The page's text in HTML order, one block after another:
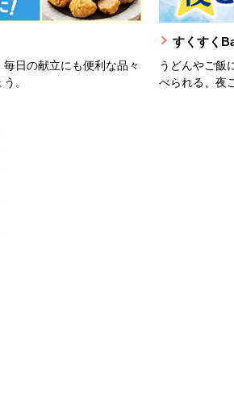
日の献立にも便利な品々
。
すくすく
うどんやご飯
べられる、夜